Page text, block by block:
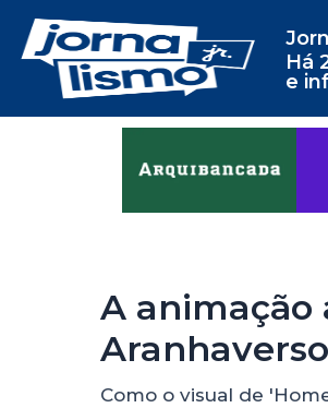
Há
e
A animação
Como o visual de